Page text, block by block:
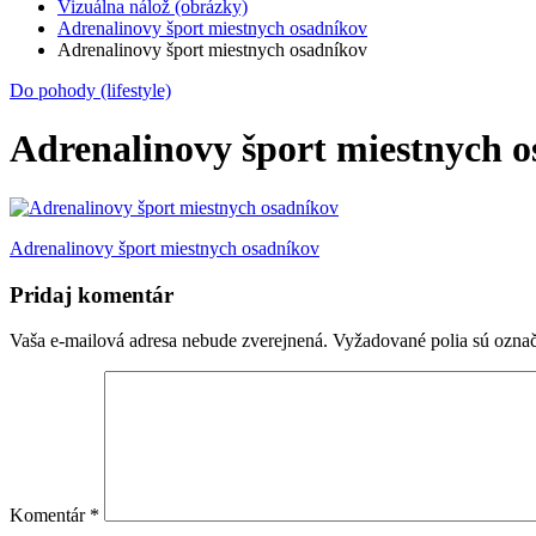
Vizuálna nálož (obrázky)
Adrenalinovy šport miestnych osadníkov
Adrenalinovy šport miestnych osadníkov
Do pohody (lifestyle)
Adrenalinovy šport miestnych
Navigácia
v
článku
Adrenalinovy šport miestnych osadníkov
Pridaj komentár
Vaša e-mailová adresa nebude zverejnená. Vyžadované polia sú
Komentár *